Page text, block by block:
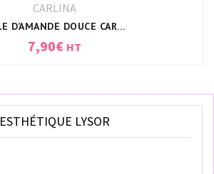
CARLINA
HUILE D’AMANDE DOUCE CARLINA
7,90€ HT
ESTHÉTIQUE LYSOR